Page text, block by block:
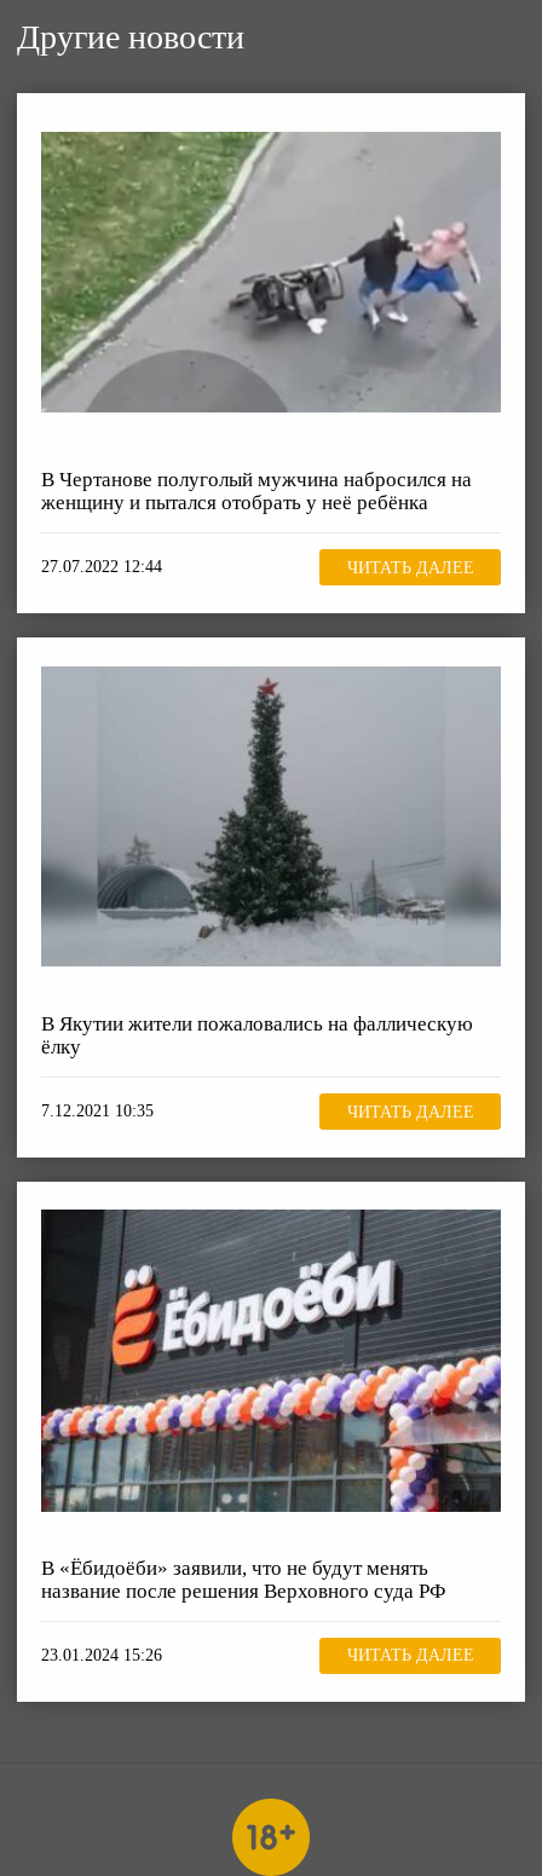
Другие новости
В Чертанове полуголый мужчина набросился на
женщину и пытался отобрать у неё ребёнка
27.07.2022 12:44 ЧИТАТЬ ДАЛЕЕ
В Якутии жители пожаловались на фаллическую
ёлку
7.12.2021 10:35 ЧИТАТЬ ДАЛЕЕ
В «Ёбидоёби» заявили, что не будут менять
название после решения Верховного суда РФ
23.01.2024 15:26 ЧИТАТЬ ДАЛЕЕ